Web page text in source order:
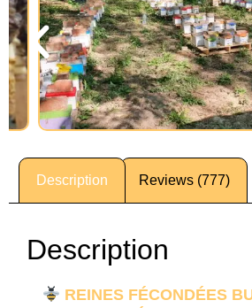
Description Reviews (777)
Description
REINES FÉCONDÉES